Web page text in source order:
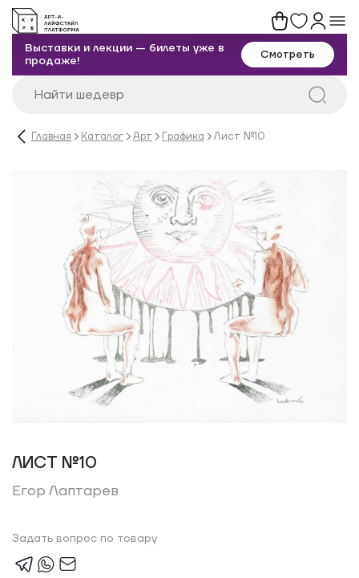
Выставки и лекции — билеты уже в
продаже!
Смотреть
Главная Каталог Арт Графика Лист №10
ЛИСТ №10
Егор Лаптарев
Задать вопрос по товару